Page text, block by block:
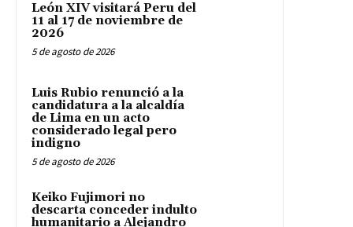
León XIV visitará Peru del
11 al 17 de noviembre de
2026
5 de agosto de 2026
Luis Rubio renunció a la
candidatura a la alcaldía
de Lima en un acto
considerado legal pero
indigno
5 de agosto de 2026
Keiko Fujimori no
descarta conceder indulto
humanitario a Alejandro